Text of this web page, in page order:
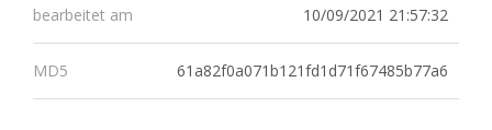
bearbeitet am 10/09/2021 21:57:32
MD5 61a82f0a071b121fd1d71f67485b77a6